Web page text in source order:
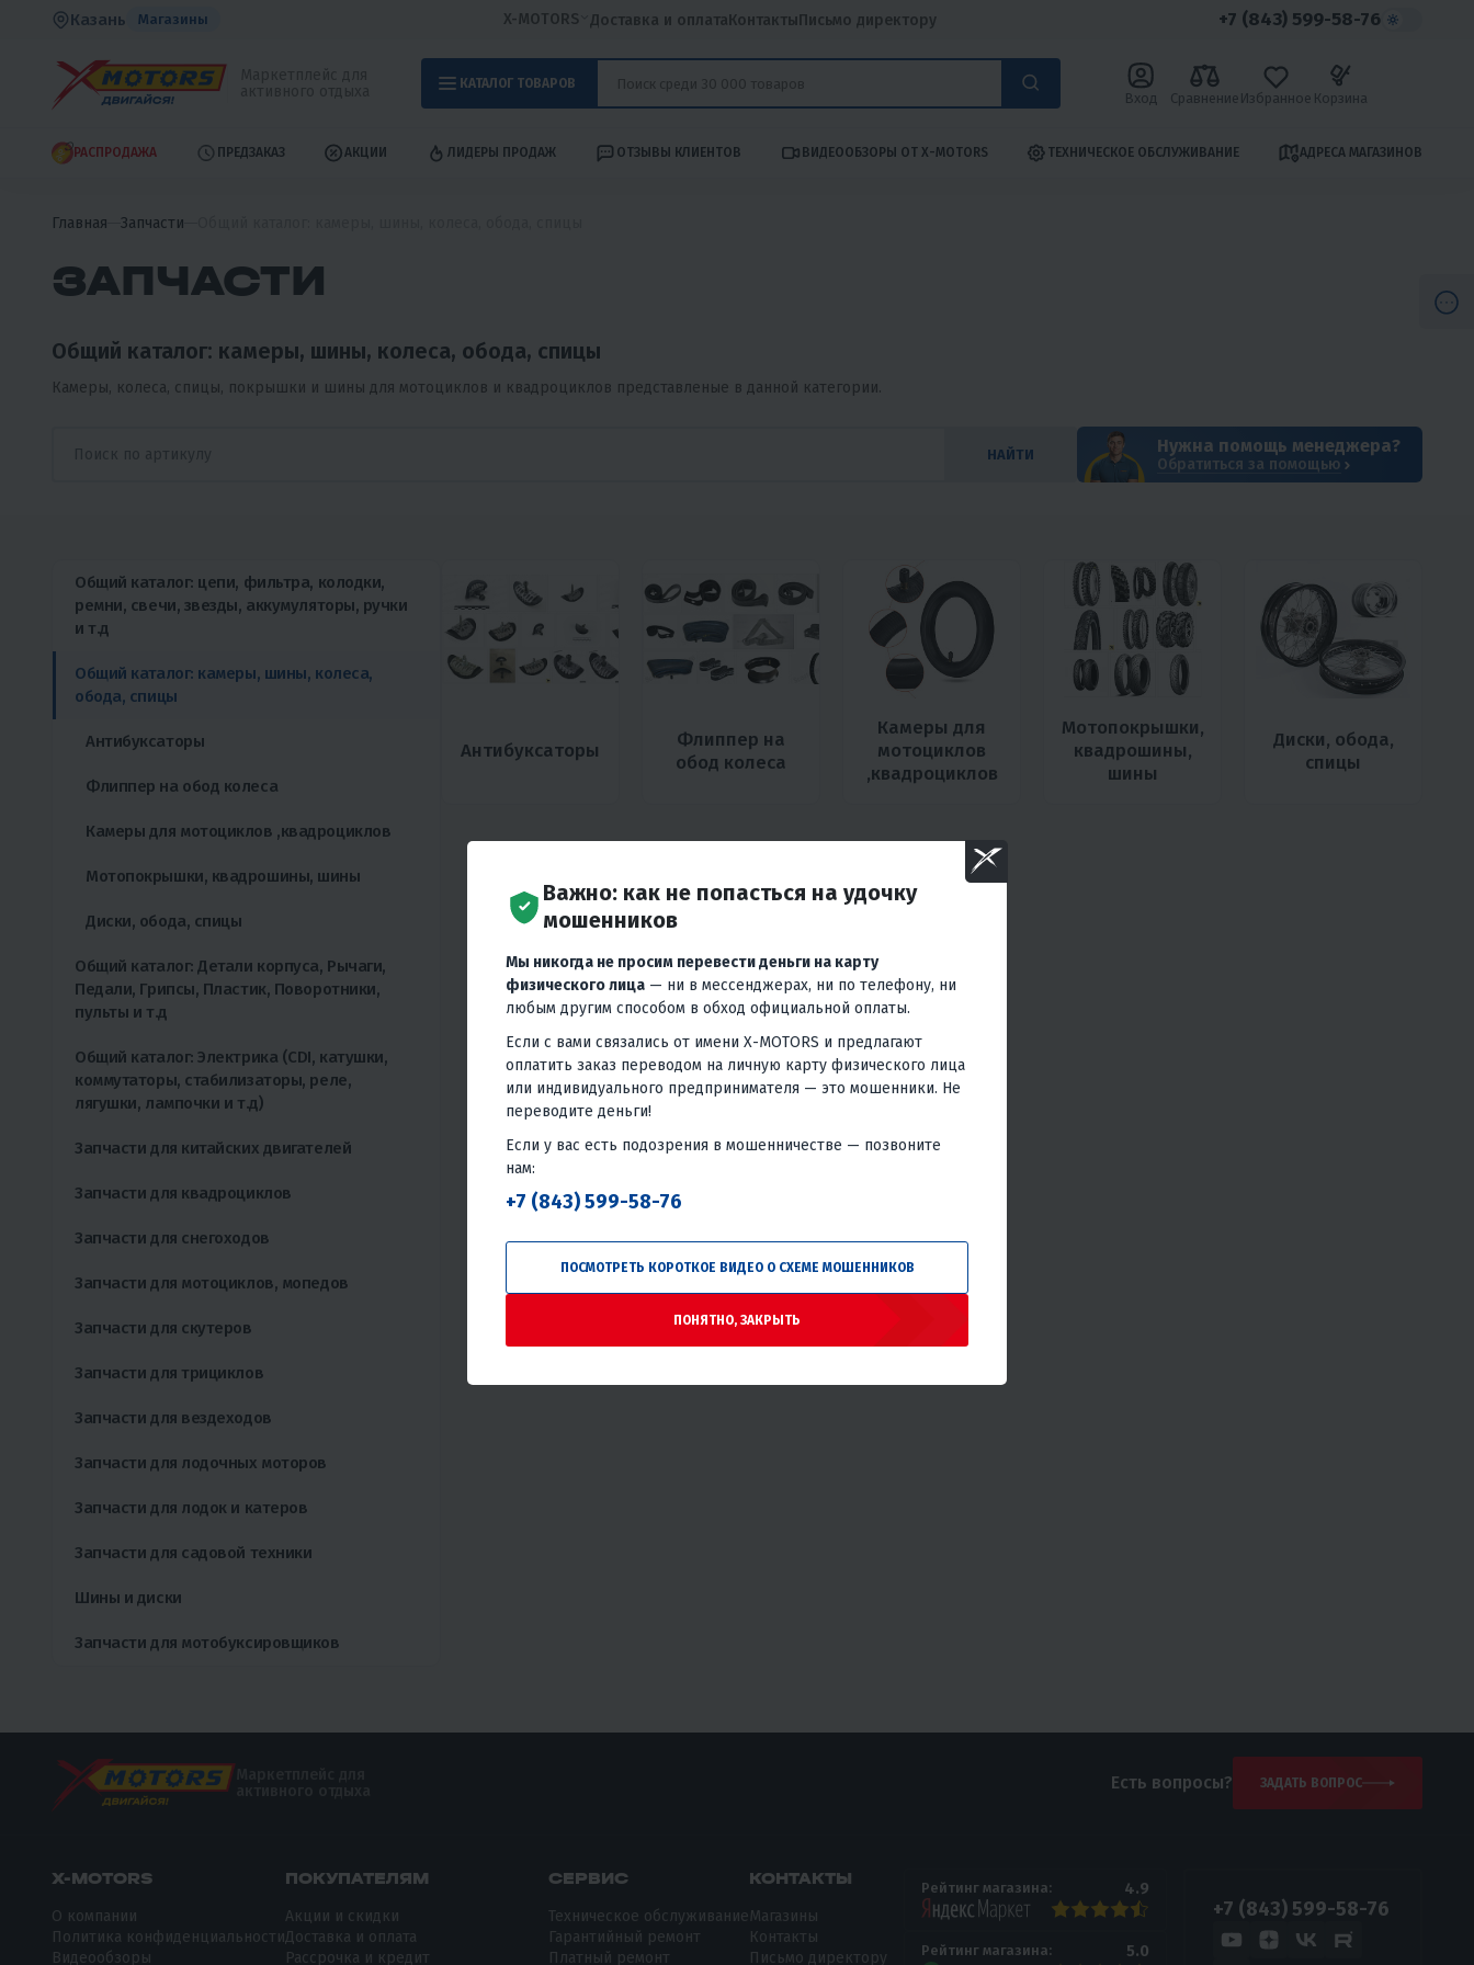
Казань Магазины X-MOTORS Доставка и оплатаКонтактыПисьмо директору +7 (843) 599-58-76
КАТАЛОГ ТОВАРОВ
Вход Сравнение Избранное Корзина
РАСПРОДАЖА ПРЕДЗАКАЗ АКЦИИ ЛИДЕРЫ ПРОДАЖ ОТЗЫВЫ КЛИЕНТОВ ВИДЕООБЗОРЫ ОТ X-MOTORS ТЕХНИЧЕСКОЕ ОБСЛУЖИВАНИЕ АДРЕСА МАГАЗИНОВ
Главная Запчасти
ЗАПЧАСТИ
Общий каталог: камеры, шины, колеса, обода, спицы
Камеры, колеса, спицы, покрышки и шины для мотоциклов и квадроциклов представленые в данной категории.
НАЙТИ Нужна помощь менеджера?
Обратиться за помощью
Общий каталог: цепи, фильтра, колодки,
ремни, свечи, звезды, аккумуляторы, ручки
и т.д
Общий каталог: камеры, шины, колеса,
обода, спицы
Антибуксаторы
Флиппер на обод колеса
Камеры для мотоциклов ,квадроциклов
Мотопокрышки, квадрошины, шины
Диски, обода, спицы
Общий каталог: Детали корпуса, Рычаги,
Педали, Грипсы, Пластик, Поворотники,
пульты и т.д
Общий каталог: Электрика (CDI, катушки,
коммутаторы, стабилизаторы, реле,
лягушки, лампочки и т.д)
Запчасти для китайских двигателей
Запчасти для квадроциклов
Запчасти для снегоходов
Запчасти для мотоциклов, мопедов
Запчасти для скутеров
Запчасти для трициклов
Запчасти для вездеходов
Запчасти для лодочных моторов
Запчасти для лодок и катеров
Запчасти для садовой техники
Шины и диски
Запчасти для мотобуксировщиков
Антибуксаторы
Флиппер на
обод колеса
Камеры для
мотоциклов
,квадроциклов
Мотопокрышки,
квадрошины,
шины
Диски, обода,
спицы
Есть вопросы? ЗАДАТЬ ВОПРОС
X-MOTORS
О компании
Политика конфиденциальности
Видеообзоры
ПОКУПАТЕЛЯМ
Акции и скидки
Доставка и оплата
Рассрочка и кредит
СЕРВИС
Техническое обслуживание
Гарантийный ремонт
Платный ремонт
КОНТАКТЫ
Магазины
Контакты
Письмо директору
Рейтинг магазина: 4.9
Рейтинг магазина: 5.0
+7 (843) 599-58-76
Важно: как не попасться на удочку
мошенников
Мы никогда не просим перевести деньги на карту
физического лица — ни в мессенджерах, ни по телефону, ни
любым другим способом в обход официальной оплаты.
Если с вами связались от имени X-MOTORS и предлагают
оплатить заказ переводом на личную карту физического лица
или индивидуального предпринимателя — это мошенники. Не
переводите деньги!
Если у вас есть подозрения в мошенничестве — позвоните
нам:
+7 (843) 599-58-76
ПОСМОТРЕТЬ КОРОТКОЕ ВИДЕО О СХЕМЕ МОШЕННИКОВ
ПОНЯТНО, ЗАКРЫТЬ